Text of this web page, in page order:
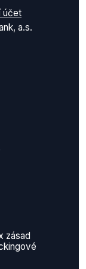
účet
a.s.
zásad